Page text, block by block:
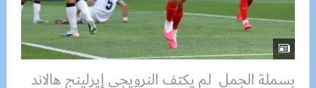
بسملة الجمل لم يكتف النرويجي إيرلينج هالاند